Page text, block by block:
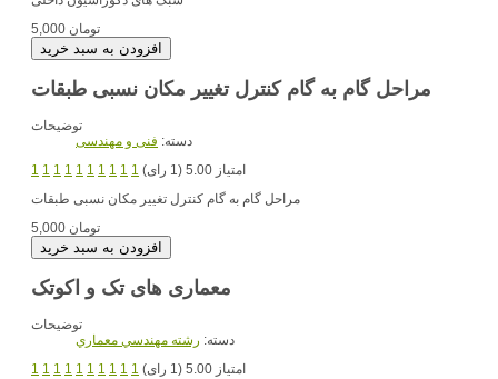
5,000 تومان
مراحل گام به گام کنترل تغییر مکان نسبی طبقات
توضیحات
دسته: فنی و مهندسی
1 1 1 1 1 1 1 1 1 1
امتیاز 5.00 (1 رای)
5,000 تومان
معماری های تک و اکوتک
توضیحات
دسته: رشته مهندسي معماري
1 1 1 1 1 1 1 1 1 1
امتیاز 5.00 (1 رای)